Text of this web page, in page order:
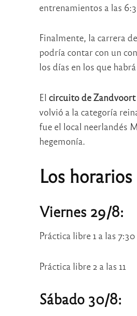
entrenamientos a las
Finalmente, la carrera
podría contar con un
los días en los que
El circuito de Zandvoort
volvió a la categoría
fue el local neerlandés
hegemonía.
Los
Viernes 29/8:
Práctica libre 1 a las 7:30
Práctica libre 2 a las 11
Sábado 30/8: